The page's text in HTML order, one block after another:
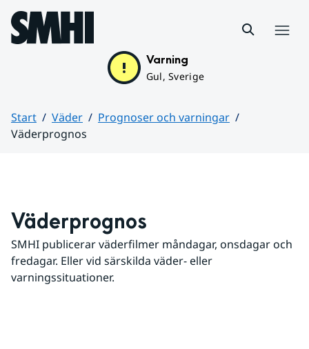
Hoppa till sidans innehåll
Varning
Gul, Sverige
Start Väder
Prognoser och varningar
Väderprognos
Väderprognos
SMHI publicerar väderfilmer måndagar, onsdagar och
fredagar. Eller vid särskilda väder- eller
varningssituationer.